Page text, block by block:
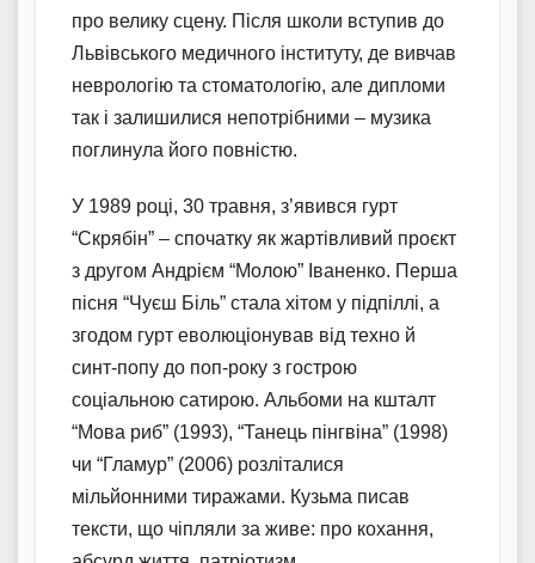
про велику сцену. Після школи вступив до
Львівського медичного інституту, де вивчав
неврологію та стоматологію, але дипломи
так і залишилися непотрібними – музика
поглинула його повністю.
У 1989 році, 30 травня, з’явився гурт
“Скрябін” – спочатку як жартівливий проєкт
з другом Андрієм “Молою” Іваненко. Перша
пісня “Чуєш Біль” стала хітом у підпіллі, а
згодом гурт еволюціонував від техно й
синт-попу до поп-року з гострою
соціальною сатирою. Альбоми на кшталт
“Мова риб” (1993), “Танець пінгвіна” (1998)
чи “Гламур” (2006) розліталися
мільйонними тиражами. Кузьма писав
тексти, що чіпляли за живе: про кохання,